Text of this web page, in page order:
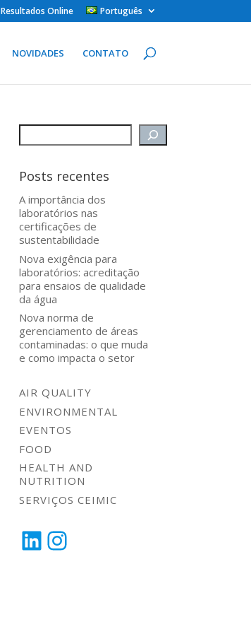
Resultados Online Português
NOVIDADES CONTATO
Posts recentes
A importância dos
laboratórios nas
certificações de
sustentabilidade
Nova exigência para
laboratórios: acreditação
para ensaios de qualidade
da água
Nova norma de
gerenciamento de áreas
contaminadas: o que muda
e como impacta o setor
AIR QUALITY
ENVIRONMENTAL
EVENTOS
FOOD
HEALTH AND
NUTRITION
SERVIÇOS CEIMIC
LinkedIn
Instagram